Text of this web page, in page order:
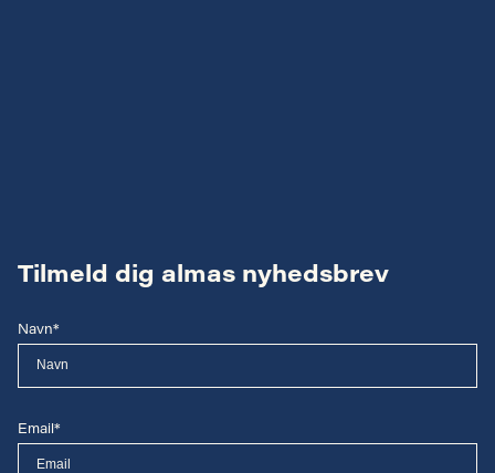
Tilmeld dig almas nyhedsbrev
Navn*
Email*